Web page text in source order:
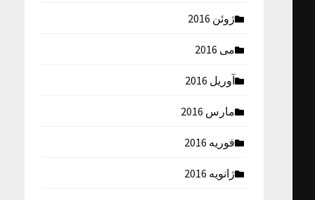
ژوئن 2016
می 2016
آوریل 2016
مارس 2016
فوریه 2016
ژانویه 2016